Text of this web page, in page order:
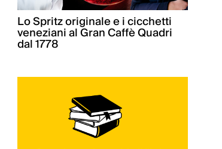
Lo Spritz originale e i cicchetti
veneziani al Gran Caffè Quadri
dal 1778